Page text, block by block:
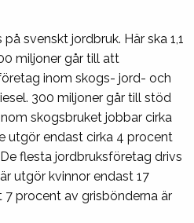
svenskt jordbruk. Här ska 1,1
miljoner går till att
inom skogs- jord- och
300 miljoner går till stöd
skogsbruket jobbar cirka
utgör endast cirka 4 procent
flesta jordbruksföretag drivs
utgör kvinnor endast 17
procent av grisbönderna är